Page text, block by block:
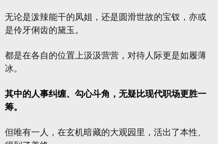
无论是泼辣能干的凤姐，还是圆滑世故的宝钗，亦或
是伶牙俐齿的黛玉。
都是在各自的位置上汲汲营营，对待人际更是如履薄
冰。
其中的人事纠缠、勾心斗角，无疑比现代职场更胜一
筹。
但唯有一人，在玄机暗藏的大观园里，活出了本性、